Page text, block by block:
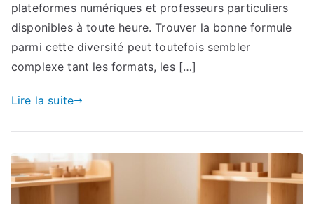
plateformes numériques et professeurs particuliers
disponibles à toute heure. Trouver la bonne formule
parmi cette diversité peut toutefois sembler
complexe tant les formats, les […]
Lire la suite